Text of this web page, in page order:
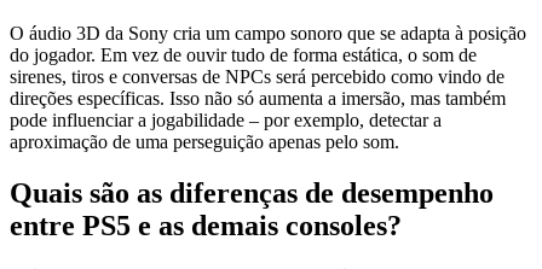
O áudio 3D da Sony cria um campo sonoro que se adapta à posição
do jogador. Em vez de ouvir tudo de forma estática, o som de
sirenes, tiros e conversas de NPCs será percebido como vindo de
direções específicas. Isso não só aumenta a imersão, mas também
pode influenciar a jogabilidade – por exemplo, detectar a
aproximação de uma perseguição apenas pelo som.
Quais são as diferenças de desempenho
entre PS5 e as demais consoles?